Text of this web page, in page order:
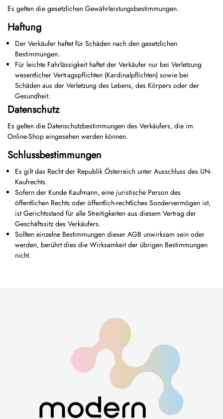
Es gelten die gesetzlichen Gewährleistungsbestimmungen.
Haftung
Der Verkäufer haftet für Schäden nach den gesetzlichen
Bestimmungen.
Für leichte Fahrlässigkeit haftet der Verkäufer nur bei Verletzung
wesentlicher Vertragspflichten (Kardinalpflichten) sowie bei
Schäden aus der Verletzung des Lebens, des Körpers oder der
Gesundheit.
Datenschutz
Es gelten die Datenschutzbestimmungen des Verkäufers, die im
Online-Shop eingesehen werden können.
Schlussbestimmungen
Es gilt das Recht der Republik Österreich unter Ausschluss des UN-
Kaufrechts.
Sofern der Kunde Kaufmann, eine juristische Person des
öffentlichen Rechts oder öffentlich-rechtliches Sondervermögen ist,
ist Gerichtsstand für alle Streitigkeiten aus diesem Vertrag der
Geschäftssitz des Verkäufers.
Sollten einzelne Bestimmungen dieser AGB unwirksam sein oder
werden, berührt dies die Wirksamkeit der übrigen Bestimmungen
nicht.